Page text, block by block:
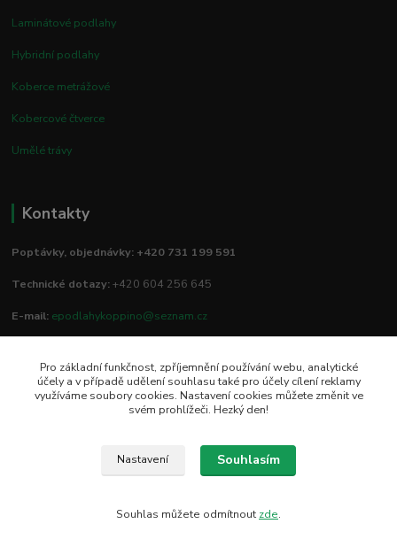
Laminátové podlahy
Hybridní podlahy
Koberce metrážové
Kobercové čtverce
Umělé trávy
Kontakty
Poptávky, objednávky: +420 731 199 591
Technické dotazy:+420 604 256 645
E-mail: epodlahykoppino@seznam.cz
Prodejna/vzorkovna:
Studio Podlah
Mírové náměstí 16/15
Pro základní funkčnost, zpříjemnění používání webu, analytické
účely a v případě udělení souhlasu také pro účely cílení reklamy
využíváme soubory cookies. Nastavení cookies můžete změnit ve
svém prohlížeči. Hezký den!
Nastavení Souhlasím
Souhlas můžete odmítnout zde.